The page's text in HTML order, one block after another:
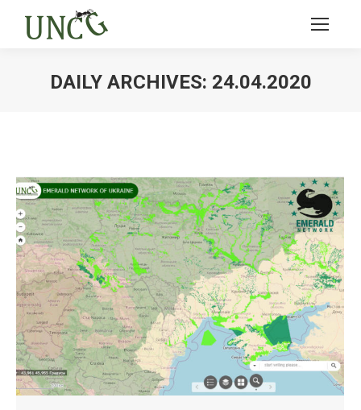
DAILY ARCHIVES: 24.04.2020